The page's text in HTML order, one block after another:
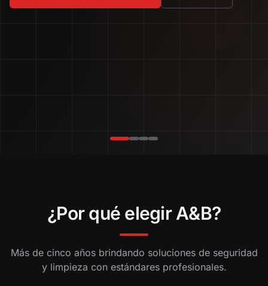
¿Por qué elegir A&B?
Más de cinco años brindando soluciones de seguridad
y limpieza con estándares profesionales.